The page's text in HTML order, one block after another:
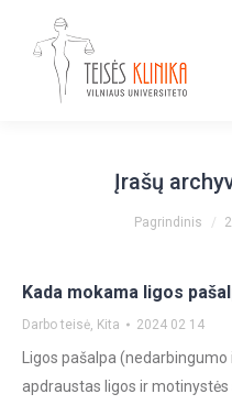
Įrašų
You are here:
Pagrindinis
Kada mokama ligos
Darbo teisė, Kita 2024 02 14
Ligos pašalpa
apdraustas ligos ir